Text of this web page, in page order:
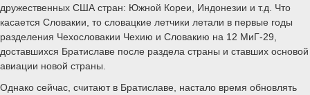
дружественных США стран: Южной Кореи, Индонезии и т.д. Что
касается Словакии, то словацкие летчики летали в первые годы
разделения Чехословакии Чехию и Словакию на 12 МиГ-29,
доставшихся Братиславе после раздела страны и ставших основой
авиации новой страны.
Однако сейчас, считают в Братиславе, настало время обновлять